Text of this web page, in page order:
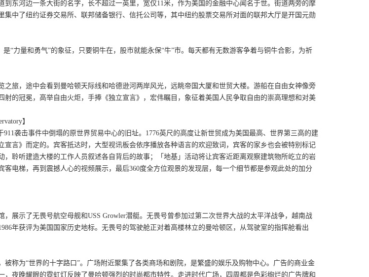
到东河边一条大街的名字，长不超过一英里，宽仅11米，作为美国的金融中心闻名于世。街道两旁的摩
集中了纽约证券交易所、联邦储备银行、信托公司等，其中纽约股票交易所对面的联邦大厅是开国元勋
“力量和勇气”的象征，只要铜牛在，股市就能永保“牛”市。每天都有无数游客争着与铜牛合影，为祈
之旅，途中会看到曼哈顿天际线和哈德逊河两岸风光，远眺帝国大厦和世贸大楼。游船在自由女神像旁
射的冠冕，高举自由火炬，手捧《独立宣言》，宏伟瞩目，象征着美国人民争取自由的崇高理想和对美
】
袭击事件中倒塌的原世界贸易中心的旧址。1776英尺的高度让新世贸成为美国最高、世界第三高的建
宣言》而定的。宾客抵达时，大型视讯板会依序播放各种语言的欢迎致词，宾客的家乡也会被特别标记
，聆听建造大楼的工作人员叙述各自背后的故事；「地基」活动将让宾客近距离观察建筑物所屹立的岩
客电梯，再到震撼人心的视频展示，最后360度全方位观景的发现层，每一个细节都是参观此处的加分
，展示了无畏号航空母舰和USS Growler潜艇。无畏号曾参加过第二次世界大战的太平洋战争，越南战
年获评为美国国家历史地标。无畏号的驾驶舱正对着高楼林立的曼哈顿区，从驾驶室的指挥舱看出
被称为“世界的十字路口”。广场附近聚集了各类商场和剧院，是繁盛的娱乐及购物中心。广告的商业金
，夜晚耀眼的霓虹灯反映了曼哈顿强烈的时尚都市特性。走进时代广场，四周都是色彩绚烂的广告牌和